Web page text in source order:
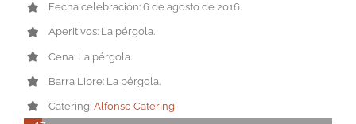
Fecha celebración: 6 de agosto de 2016.
Aperitivos: La pérgola.
Cena: La pérgola.
Barra Libre: La pérgola.
Catering:Alfonso Catering